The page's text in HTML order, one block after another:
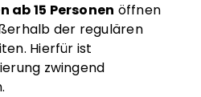
ab 15 Personen öffnen
der regulären
Hierfür ist
zwingend